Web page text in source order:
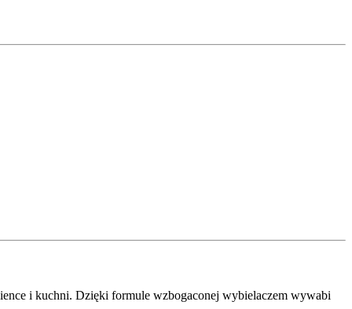
i kuchni. Dzięki formule wzbogaconej wybielaczem wywabi